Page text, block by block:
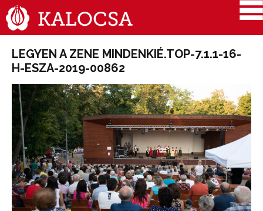
LEGYEN A ZENE MINDENKIÉ.TOP-7.1.1-16-
H-ESZA-2019-00862